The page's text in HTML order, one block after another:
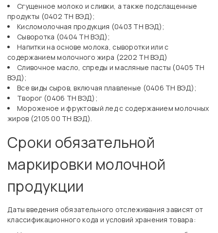
Сгущенное молоко и сливки, а также подслащенные
продукты (0402 ТН ВЭД);
Кисломолочная продукция (0403 ТН ВЭД);
Сыворотка (0404 ТН ВЭД);
Напитки на основе молока, сыворотки или с
содержанием молочного жира (2202 ТН ВЭД)
Сливочное масло, спреды и масляные пасты (0405 ТН
ВЭД);
Все виды сыров, включая плавленые (0406 ТН ВЭД);
Творог (0406 ТН ВЭД);
Мороженое и фруктовый лед с содержанием молочных
жиров (2105 00 ТН ВЭД).
Сроки обязательной
маркировки молочной
продукции
Даты введения обязательного отслеживания зависят от
классификационного кода и условий хранения товара: